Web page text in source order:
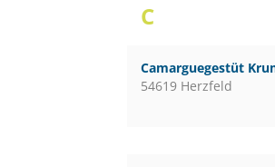
C
Camarguegestüt
54619 Herzfeld